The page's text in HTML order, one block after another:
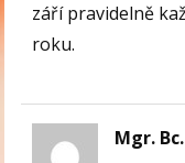
září pravidelně
roku.
Mgr.